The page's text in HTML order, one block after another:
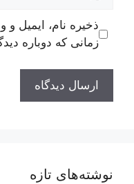
ذخیره نام، ایمیل
زمانی که دوباره
نوشته‌های تازه